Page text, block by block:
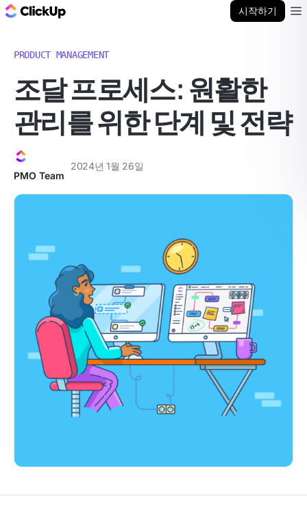
시작하기
PRODUCT MANAGEMENT
조달 프로세스: 원활한
관리를 위한 단계 및 전략
PMO Team
2024년 1월 26일